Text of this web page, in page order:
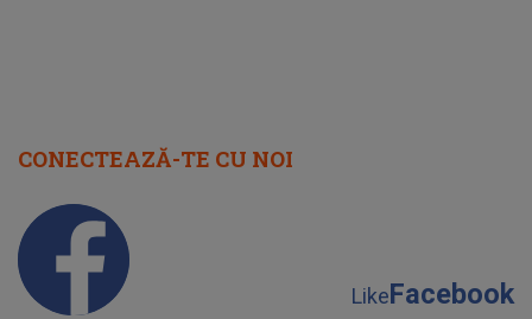
CONECTEAZĂ-TE CU NOI
LikeFacebook